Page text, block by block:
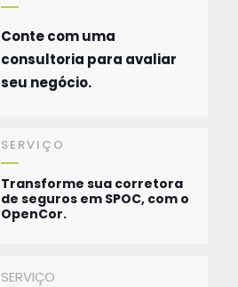
Conte com uma
consultoria para avaliar
seu negócio.
SERVIÇO
Transforme sua corretora
de seguros em SPOC, com o
OpenCor.
SERVIÇO